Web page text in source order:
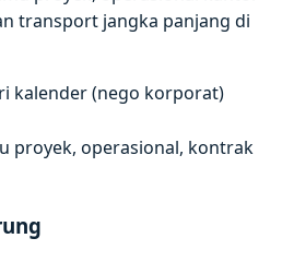
transport jangka panjang di
kalender (nego korporat)
proyek, operasional, kontrak